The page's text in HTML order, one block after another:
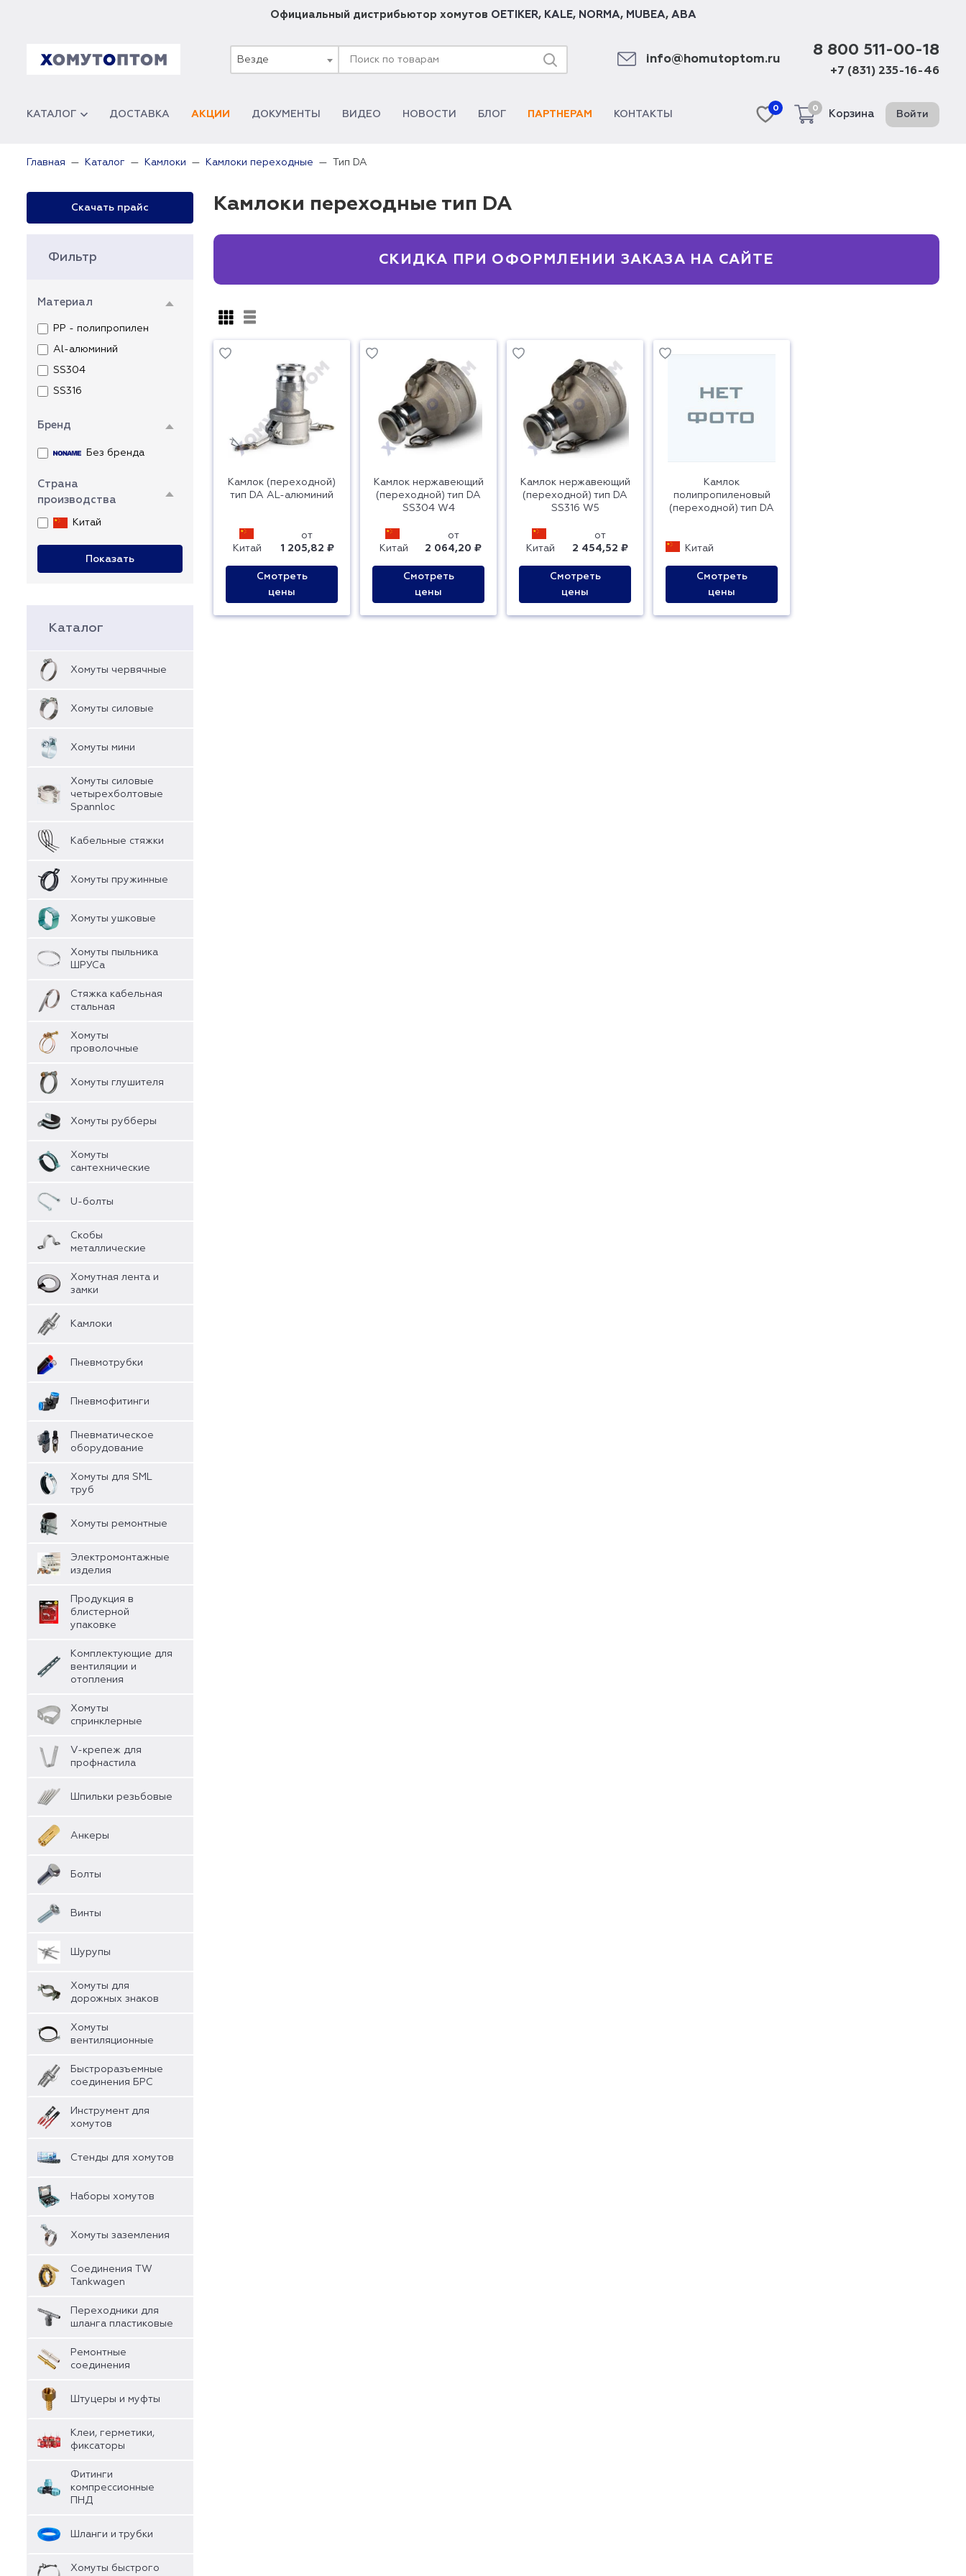
Официальный дистрибьютор хомутов OETIKER, KALE, NORMA, MUBEA, ABA
Везде info@homutoptom.ru
8 800 511-00-18
+7 (831) 235-16-46
КАТАЛОГ ДОСТАВКА АКЦИИ ДОКУМЕНТЫ ВИДЕО НОВОСТИ БЛОГ ПАРТНЕРАМ КОНТАКТЫ
0 0
Корзина Войти
Главная Каталог Камлоки Камлоки переходные Тип DA
Скачать прайс
Фильтр
Материал
PP - полипропилен
Al-алюминий
SS304
SS316
Бренд
Без бренда
Страна
производства
Китай
Показать
Каталог
Хомуты червячные
Хомуты силовые
Хомуты мини
Хомуты силовые
четырехболтовые
Spannloc
Кабельные стяжки
Хомуты пружинные
Хомуты ушковые
Хомуты пыльника
ШРУСа
Стяжка кабельная
стальная
Хомуты
проволочные
Хомуты глушителя
Хомуты рубберы
Хомуты
сантехнические
U-болты
Скобы
металлические
Хомутная лента и
замки
Камлоки
Пневмотрубки
Пневмофитинги
Пневматическое
оборудование
Хомуты для SML
труб
Хомуты ремонтные
Электромонтажные
изделия
Продукция в
блистерной
упаковке
Комплектующие для
вентиляции и
отопления
Хомуты
спринклерные
V-крепеж для
профнастила
Шпильки резьбовые
Анкеры
Болты
Винты
Шурупы
Хомуты для
дорожных знаков
Хомуты
вентиляционные
Быстроразъемные
соединения БРС
Инструмент для
хомутов
Стенды для хомутов
Наборы хомутов
Хомуты заземления
Соединения TW
Tankwagen
Переходники для
шланга пластиковые
Ремонтные
соединения
Штуцеры и муфты
Клеи, герметики,
фиксаторы
Фитинги
компрессионные
ПНД
Шланги и трубки
Хомуты быстрого
Камлоки переходные тип DA
СКИДКА ПРИ ОФОРМЛЕНИИ ЗАКАЗА НА САЙТЕ
Камлок (переходной)
тип DA AL-алюминий
Китай
от
1 205,82 ₽
Смотреть
цены
Камлок нержавеющий
(переходной) тип DA
SS304 W4
Китай
от
2 064,20 ₽
Смотреть
цены
Камлок нержавеющий
(переходной) тип DA
SS316 W5
Китай
от
2 454,52 ₽
Смотреть
цены
Камлок
полипропиленовый
(переходной) тип DA
Китай
Смотреть
цены